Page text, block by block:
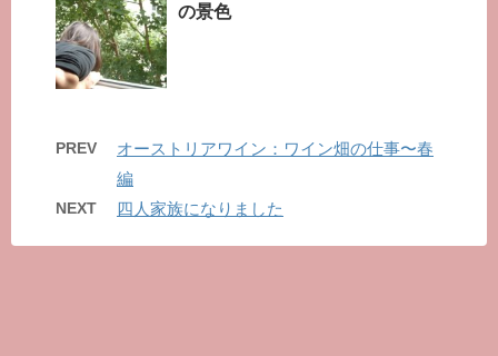
の景色
PREV
オーストリアワイン：ワイン畑の仕事〜春
編
NEXT 四人家族になりました